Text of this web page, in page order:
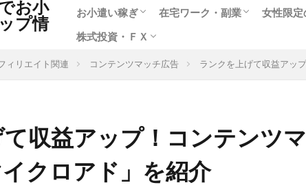
お小遣い稼ぎ
人気のポイントサイト
アンケートモニター
ゲームや懸賞で稼ぐ
在宅ワーク・副業 女性限定
株式投資・ＦＸ
格安ネット証券会社
ネット売買の特徴は
株式投資実践編
ＦＸ投資超入門
ィリエイト関連 コンテンツマッチ広告 ランクを上げて収益アッ
収益アップ！コンテンツ
クロアド」を紹介